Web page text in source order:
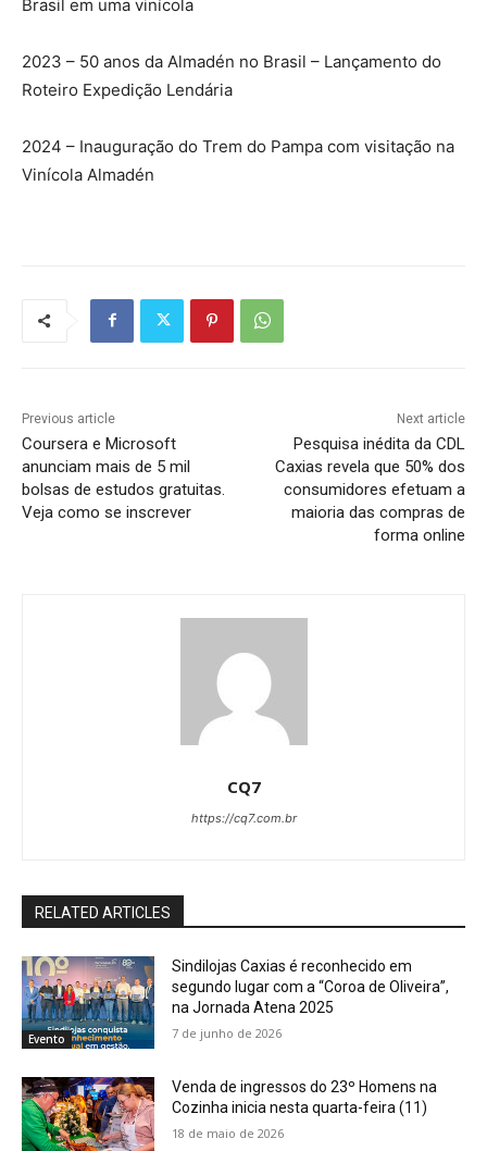
Brasil em uma vinícola
2023 – 50 anos da Almadén no Brasil – Lançamento do
Roteiro Expedição Lendária
2024 – Inauguração do Trem do Pampa com visitação na
Vinícola Almadén
Previous article
Coursera e Microsoft
anunciam mais de 5 mil
bolsas de estudos gratuitas.
Veja como se inscrever
Next article
Pesquisa inédita da CDL
Caxias revela que 50% dos
consumidores efetuam a
maioria das compras de
forma online
CQ7
https://cq7.com.br
RELATED ARTICLES
Evento
Sindilojas Caxias é reconhecido em
segundo lugar com a “Coroa de Oliveira”,
na Jornada Atena 2025
7 de junho de 2026
Venda de ingressos do 23º Homens na
Cozinha inicia nesta quarta-feira (11)
18 de maio de 2026